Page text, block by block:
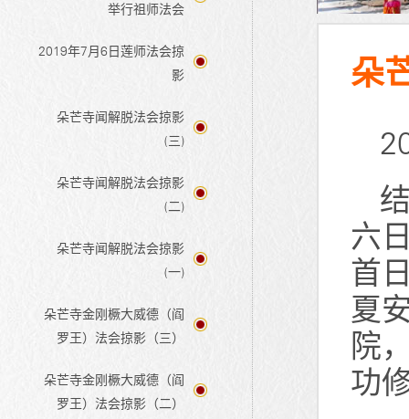
朵
六
首
夏
院
功
举行祖师法会
2019年7月6日莲师法会掠
影
朵芒寺闻解脱法会掠影
(三)
朵芒寺闻解脱法会掠影
(二)
朵芒寺闻解脱法会掠影
(一)
朵芒寺金刚橛大威德（阎
罗王）法会掠影（三）
朵芒寺金刚橛大威德（阎
罗王）法会掠影（二）